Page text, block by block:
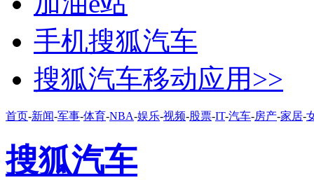
手机搜狐汽车
搜狐汽车移动应用>>
首页-新闻-军事-体育-NBA-娱乐-视频-股票-IT-汽车-房产-家居-
搜狐汽车